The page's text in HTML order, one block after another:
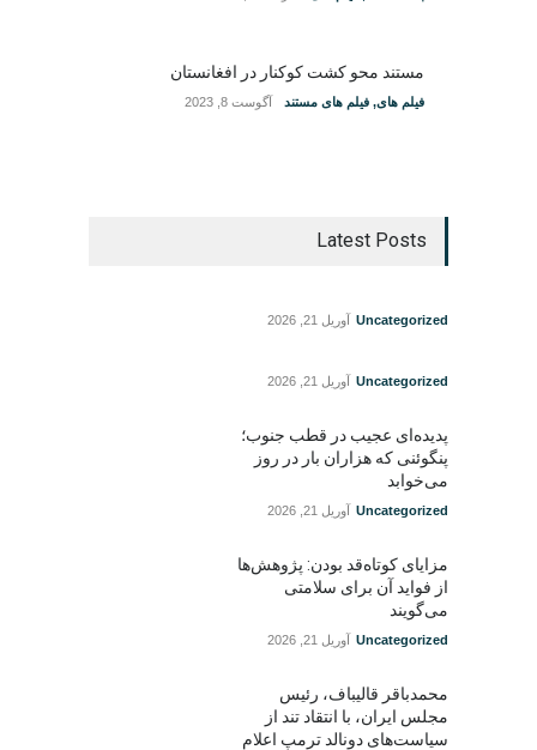
مستند محو کشت کوکنار در افغانستان
فیلم های, فیلم های مستند آگوست 8, 2023
Latest Posts
Uncategorized آوریل 21, 2026
Uncategorized آوریل 21, 2026
پدیده‌ای عجیب در قطب جنوب؛
پنگوئنی که هزاران بار در روز
می‌خوابد
Uncategorized آوریل 21, 2026
مزایای کوتاه‌قد بودن: پژوهش‌ها
از فواید آن برای سلامتی
می‌گویند
Uncategorized آوریل 21, 2026
محمدباقر قالیباف، رئیس
مجلس ایران، با انتقاد تند از
سیاست‌های دونالد ترمپ اعلام